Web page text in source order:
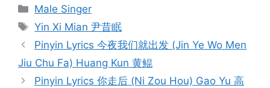
Categories
Male Singer
Tags
Yin Xi Mian 尹昔眠
Post
navigation
Pinyin Lyrics 今夜我们就出发 (Jin Ye Wo Men
Jiu Chu Fa) Huang Kun 黄鲲
Pinyin Lyrics 你走后 (Ni Zou Hou) Gao Yu 高